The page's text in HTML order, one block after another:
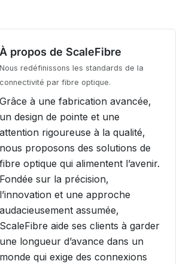
À propos de ScaleFibre
Nous redéfinissons les standards de la
connectivité par fibre optique.
Grâce à une fabrication avancée,
un design de pointe et une
attention rigoureuse à la qualité,
nous proposons des solutions de
fibre optique qui alimentent l’avenir.
Fondée sur la précision,
l’innovation et une approche
audacieusement assumée,
ScaleFibre aide ses clients à garder
une longueur d’avance dans un
monde qui exige des connexions